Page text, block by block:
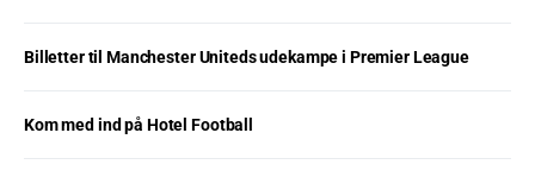
Billetter til Manchester Uniteds udekampe i Premier League
Kom med ind på Hotel Football